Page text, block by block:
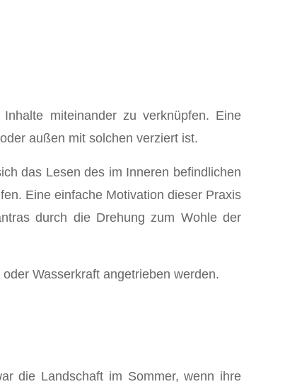
miteinander zu verknüpfen. Eine
außen mit solchen verziert ist.
das Lesen des im Inneren befindlichen
Eine einfache Motivation dieser Praxis
durch die Drehung zum Wohle der
Wasserkraft angetrieben werden.
die Landschaft im Sommer, wenn ihre